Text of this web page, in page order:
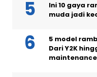
Ini 10 gaya
muda jadi
5 model
Dari Y2K
maintenance